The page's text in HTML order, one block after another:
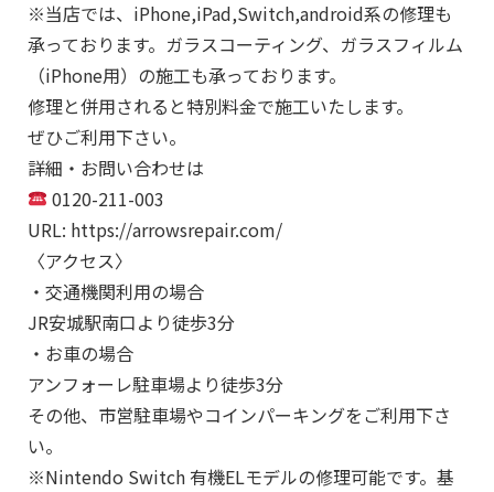
※当店では、iPhone,iPad,Switch,android系の修理も
承っております。ガラスコーティング、ガラスフィルム
（iPhone用）の施工も承っております。
修理と併用されると特別料金で施工いたします。
ぜひご利用下さい。
詳細・お問い合わせは
0120-211-003
URL: https://arrowsrepair.com/
〈アクセス〉
・交通機関利用の場合
JR安城駅南口より徒歩3分
・お車の場合
アンフォーレ駐車場より徒歩3分
その他、市営駐車場やコインパーキングをご利用下さ
い。
※Nintendo Switch 有機ELモデルの修理可能です。基